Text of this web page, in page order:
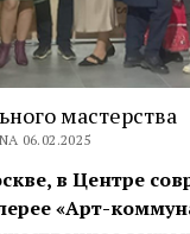
мастерства
06.02.2025
в Центре
«Арт-